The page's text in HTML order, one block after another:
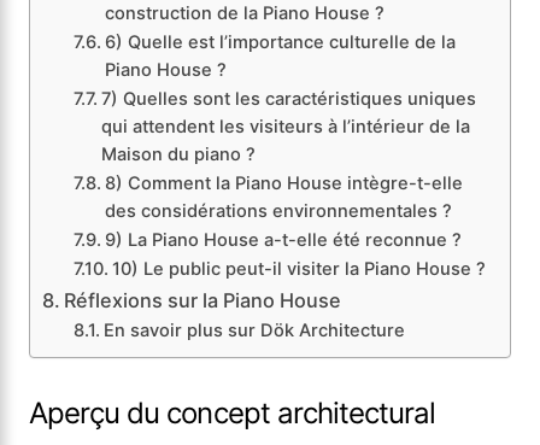
construction de la Piano House ?
6) Quelle est l’importance culturelle de la
Piano House ?
7) Quelles sont les caractéristiques uniques
qui attendent les visiteurs à l’intérieur de la
Maison du piano ?
8) Comment la Piano House intègre-t-elle
des considérations environnementales ?
9) La Piano House a-t-elle été reconnue ?
10) Le public peut-il visiter la Piano House ?
Réflexions sur la Piano House
En savoir plus sur Dök Architecture
Aperçu du concept architectural